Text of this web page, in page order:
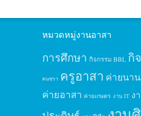
หมวดหมู่งานอาสา
การศึกษา กิจกรรม BBL กิ
คนชรา ครูอาสา ค่ายนา
ค่ายอาสา ค่ายเกษตร งาน IT ง